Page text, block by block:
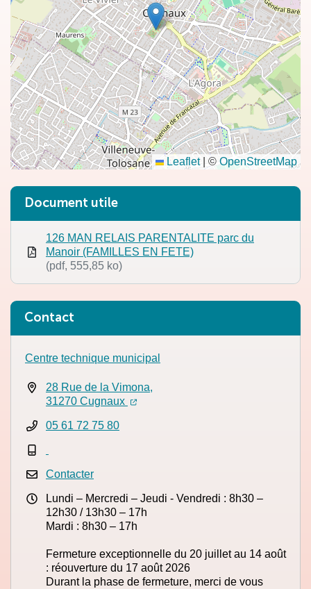
Leaflet © OpenStreetMap
Informations complémentaires
Document utile
126 MAN RELAIS PARENTALITE parc du
Manoir (FAMILLES EN FETE)
(pdf, 555,85 ko)
Contact
Centre technique municipal
28 Rue de la Vimona,
31270 Cugnaux (ouverture dans un nouvel onglet)
(ouverture dans un nouvel onglet)
05 61 72 75 80
Contacter
Lundi – Mercredi – Jeudi - Vendredi : 8h30 –
12h30 / 13h30 – 17h
Mardi : 8h30 – 17h
Fermeture exceptionnelle du 20 juillet au 14 août
: réouverture du 17 août 2026
Durant la phase de fermeture, merci de vous